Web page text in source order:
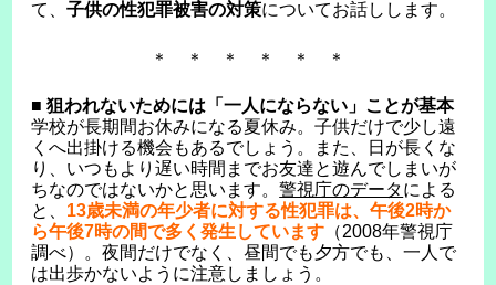
て、子供の性犯罪被害の対策についてお話しします。
＊ ＊ ＊ ＊ ＊ ＊
■狙われないためには「一人にならない」ことが基本
学校が長期間お休みになる夏休み。子供だけで少し遠
くへ出掛ける機会もあるでしょう。また、日が長くな
り、いつもより遅い時間までお友達と遊んでしまいが
ちなのではないかと思います。警視庁のデータによる
と、 13歳未満の年少者に対する性犯罪は、午後2時か
ら午後7時の間で多く発生しています （2008年警視庁
調べ）。夜間だけでなく、昼間でも夕方でも、一人で
は出歩かないように注意しましょう。